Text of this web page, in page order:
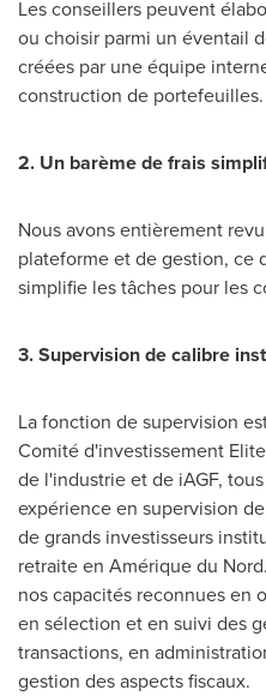
Les conseillers peuvent
ou choisir parmi un éventail
créées par une équipe
construction de portefeuilles.
2. Un barème de frais
Nous avons entièrement
plateforme et de gestion, ce
simplifie les tâches pour les
3. Supervision de calibre
La fonction de supervision
Comité d'investissement
de l'industrie et de iAGF,
expérience en supervision
de grands investisseurs
retraite en Amérique du
nos capacités reconnues en
en sélection et en suivi des
transactions, en
gestion des aspects fiscaux.